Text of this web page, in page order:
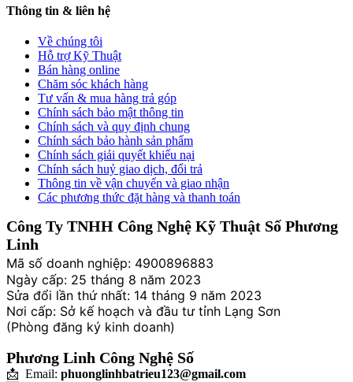
Thông tin & liên hệ
Về chúng tôi
Hỗ trợ Kỹ Thuật
Bán hàng online
Chăm sóc khách hàng
Tư vấn & mua hàng trả góp
Chính sách bảo mật thông tin
Chính sách và quy định chung
Chính sách bảo hành sản phẩm
Chính sách giải quyết khiếu nại
Chính sách huỷ giao dịch, đổi trả
Thông tin về vận chuyển và giao nhận
Các phương thức đặt hàng và thanh toán
Công Ty TNHH Công Nghệ Kỹ Thuật Số Phương
Linh
Mã số doanh nghiệp: 4900896883
Ngày cấp: 25 tháng 8 năm 2023
Sửa đổi lần thứ nhất: 14 tháng 9 năm 2023
Nơi cấp: Sở kế hoạch và đầu tư tỉnh Lạng Sơn
(Phòng đăng ký kinh doanh)
Phương Linh Công Nghệ Số
📩 Email: phuonglinhbatrieu123@gmail.com